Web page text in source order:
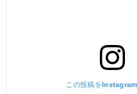
この投稿を